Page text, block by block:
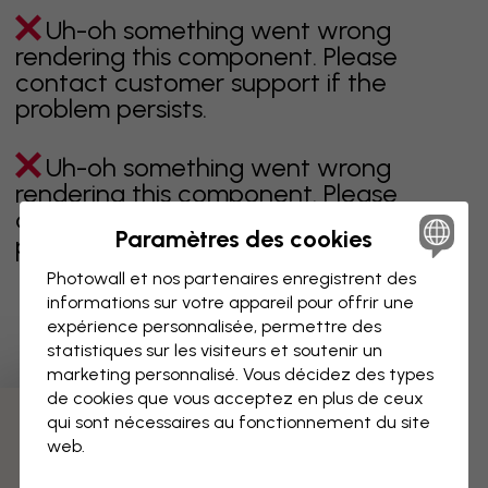
Uh-oh something went wrong
rendering this component. Please
contact customer support if the
problem persists.
Uh-oh something went wrong
rendering this component. Please
contact customer support if the
problem persists.
Page 1 sur 8 pages
Découvrez plus de catégories
Paramètres des cookies
Photowall et nos partenaires enregistrent des
informations sur votre appareil pour offrir une
expérience personnalisée, permettre des
statistiques sur les visiteurs et soutenir un
marketing personnalisé. Vous décidez des types
de cookies que vous acceptez en plus de ceux
qui sont nécessaires au fonctionnement du site
web.